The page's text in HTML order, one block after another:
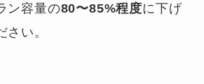
ン容量の80〜85%程度に下げ
さい。